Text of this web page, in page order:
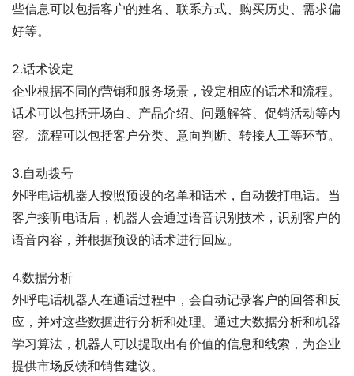
些信息可以包括客户的姓名、联系方式、购买历史、需求偏
好等。
2.话术设定
企业根据不同的营销和服务场景，设定相应的话术和流程。
话术可以包括开场白、产品介绍、问题解答、促销活动等内
容。流程可以包括客户分类、意向判断、转接人工等环节。
3.自动拨号
外呼电话机器人按照预设的名单和话术，自动拨打电话。当
客户接听电话后，机器人会通过语音识别技术，识别客户的
语音内容，并根据预设的话术进行回应。
4.数据分析
外呼电话机器人在通话过程中，会自动记录客户的回答和反
应，并对这些数据进行分析和处理。通过大数据分析和机器
学习算法，机器人可以提取出有价值的信息和线索，为企业
提供市场反馈和销售建议。